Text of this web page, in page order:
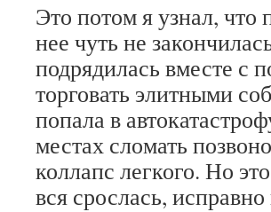
Это потом я узнал, что
нее чуть не
подрядилась вместе с
торговать элитными
попала в
местах сломать
коллапс легкого. Но
вся срослась,